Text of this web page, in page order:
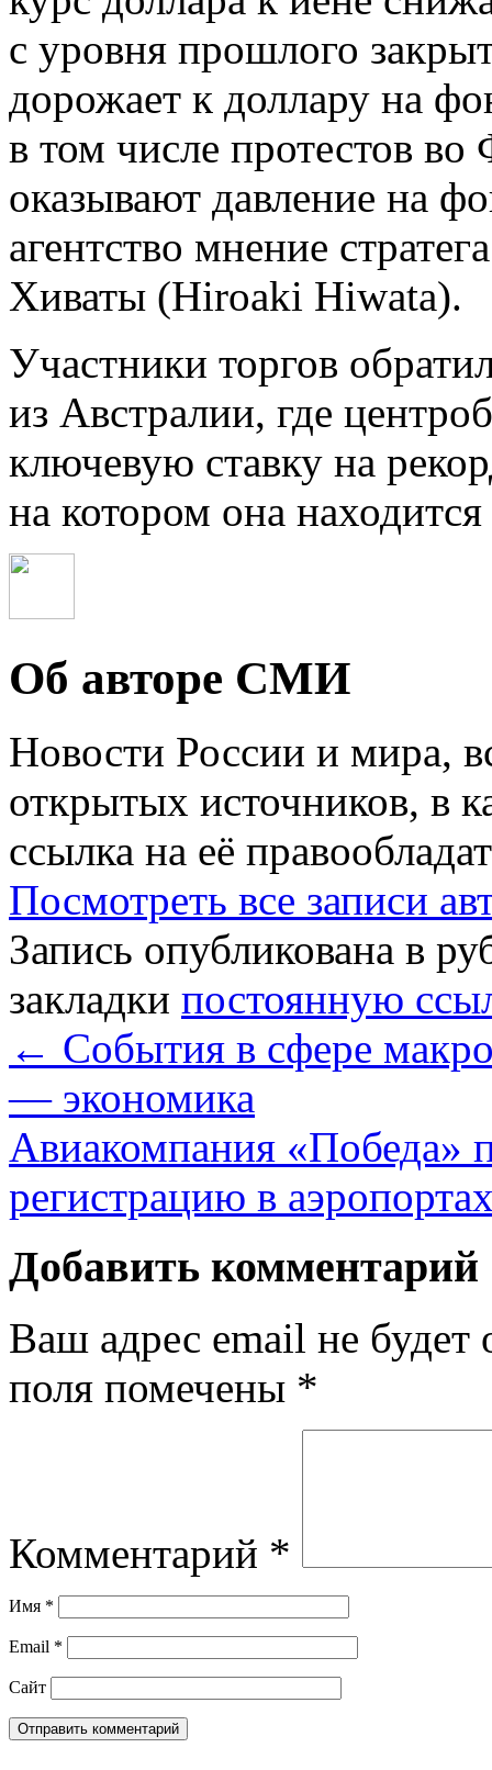
с уровня прошлого
дорожает к доллару на
в том числе протестов
оказывают давление на
агентство мнение
Хиваты (Hiroaki Hiwata).
Участники торгов
из Австралии, где
ключевую ставку на
на котором она
Об авторе СМИ
Новости России и мира,
открытых источников, в
ссылка на её
Посмотреть все записи
Запись опубликована в
закладки постоянную
← События в сфере
— экономика
Авиакомпания «Победа»
регистрацию в
Добавить комментарий
Ваш адрес email не будет
поля помечены *
Комментарий *
Имя *
Email *
Сайт